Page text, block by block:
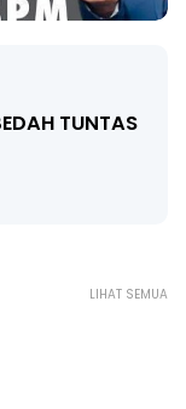
TUNTAS
LIHAT SEMUA